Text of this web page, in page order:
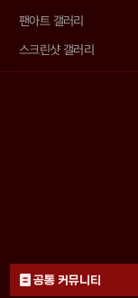
팬아트 갤러리
스크린샷 갤러리
공통 커뮤니티